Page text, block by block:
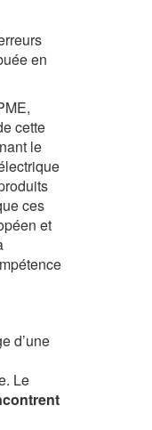
en
cette
le
ces
et
d’une
Le